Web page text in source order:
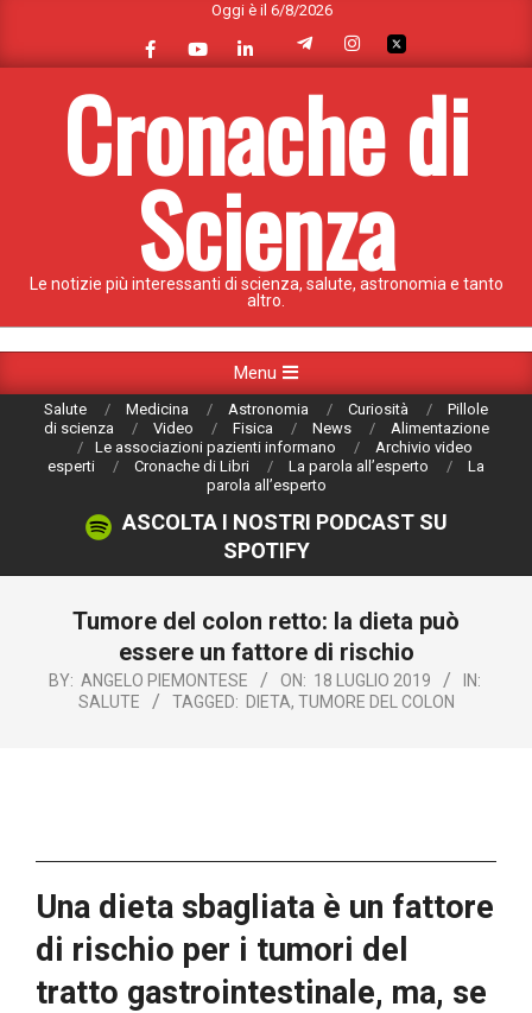
content
Oggi è il 6/8/2026
Cronache di
Scienza
Le notizie più interessanti di scienza, salute, astronomia e tanto
altro.
Navigation
Menu
Salute Medicina Astronomia Curiosità
Pillole
di scienza
Video Fisica News
Alimentazione
Le associazioni pazienti informano
Archivio video
esperti
Cronache di Libri La parola all’esperto
La
parola all’esperto
ASCOLTA I NOSTRI PODCAST SU
SPOTIFY
Tumore del colon retto: la dieta può
essere un fattore di rischio
BY: ANGELO PIEMONTESE ON: 18 LUGLIO 2019
IN:
SALUTE
TAGGED: DIETA, TUMORE DEL COLON
Una dieta sbagliata è un fattore
di rischio per i tumori del
tratto gastrointestinale, ma, se